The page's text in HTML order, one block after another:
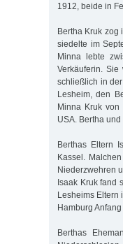
1912, beide in
Bertha Kruk zog
siedelte im
Minna lebte
Verkäuferin.
schließlich in
Lesheim, den
Minna Kruk
USA. Bertha
Berthas Eltern
Kassel.
Niederzwehren
Isaak Kruk fand
Lesheims Eltern
Hamburg
Berthas